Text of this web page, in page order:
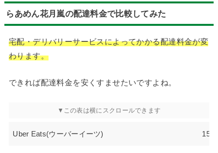
らあめん花月嵐の配達料金で比較してみた
宅配・デリバリーサービスによってかかる配達料金が変
わります。
できれば配達料金を安くすませたいですよね。
Uber Eats(ウーバーイーツ) 150